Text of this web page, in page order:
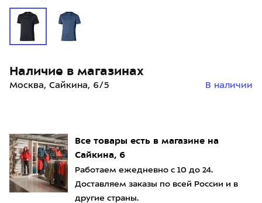
Все товары есть в магазине на
Сайкина, 6
Работаем ежедневно с 10 до 24.
Доставляем заказы по всей России и в
другие страны.
Наличие в магазинах
Москва, Сайкина, 6/5 В наличии